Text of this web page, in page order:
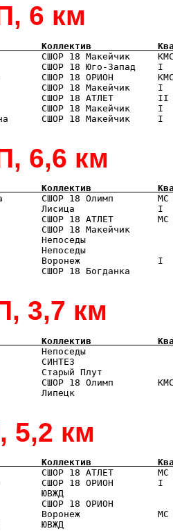
6 км
Коллектив            Квал
СШОР 18 Макейчик
СШОР 18 Юго-Запад
СШОР 18 ОРИОН
СШОР 18 Макейчик
СШОР 18 АТЛЕТ
СШОР 18 Макейчик
СШОР 18 Макейчик
6,6 км
Коллектив            Квал
СШОР 18 Олимп
Лисица
СШОР 18 АТЛЕТ
СШОР 18 Макейчик
Непоседы
Непоседы
Воронеж
СШОР 18
3,7 км
Коллектив            Квал
Непоседы
СИНТЕЗ
Старый Плут
СШОР 18 Олимп
Липецк
5,2 км
Коллектив            Квал
СШОР 18 АТЛЕТ
СШОР 18 ОРИОН
ЮВЖД
СШОР 18 ОРИОН
Воронеж
ЮВЖД